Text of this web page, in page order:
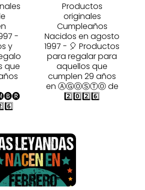
-
y
que
Productos
originales
Cumpleaños
Nacidos en agosto
1997 - 🎈 Productos
para regalar para
aquellos que
cumplen 29 años
en ⒶⒼⓄⓈⓉⓄ de
2️⃣0️⃣2️⃣6️⃣